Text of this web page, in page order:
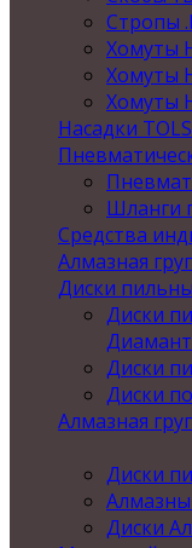
Стропы
Хомуты
Хомуты
Хомуты
Насадки
Шланги
Средства
Алмазная
Диски
Диски
Диамант
Диски
Диски
Алмазная
Диски
Диски